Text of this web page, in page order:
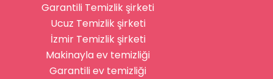
Garantili Temizlik şirketi
Ucuz Temizlik şirketi
İzmir Temizlik şirketi
Makinayla ev temizliği
Garantili ev temizliği